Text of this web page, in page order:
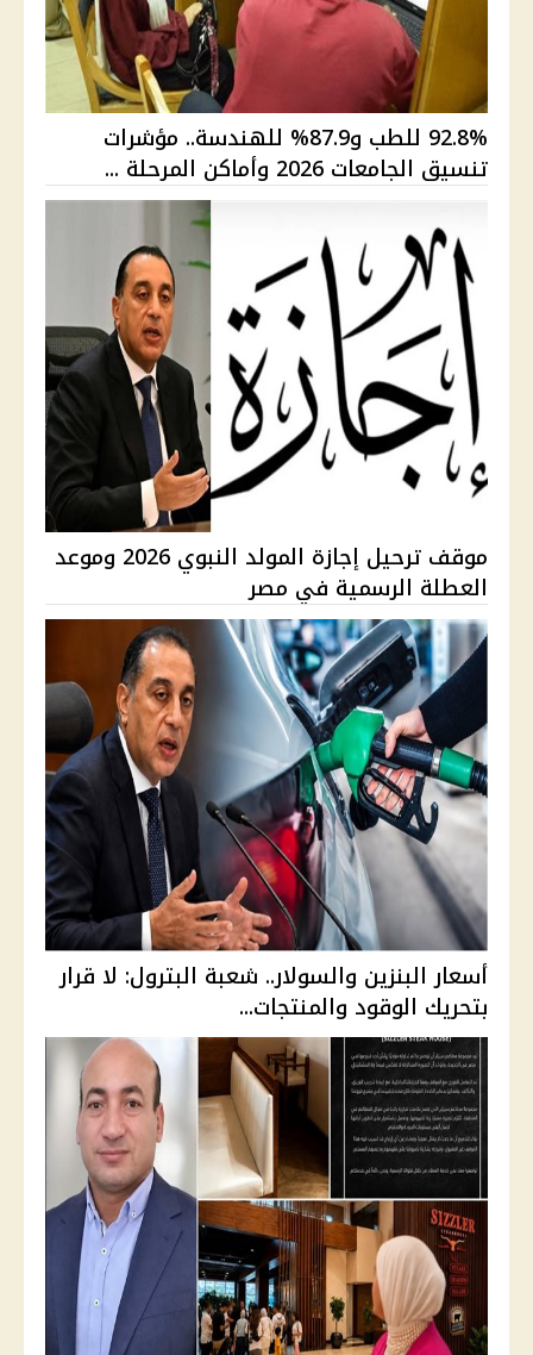
92.8% للطب و87.9% للهندسة.. مؤشرات
تنسيق الجامعات 2026 وأماكن المرحلة ...
موقف ترحيل إجازة المولد النبوي 2026 وموعد
العطلة الرسمية في مصر
أسعار البنزين والسولار.. شعبة البترول: لا قرار
بتحريك الوقود والمنتجات...